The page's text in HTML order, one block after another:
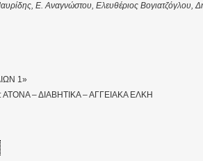
Ε. Αναγνώστου, Ελευθέριος Βογιατζόγλου,
1»
– ΔΙΑΒΗΤΙΚΑ – ΑΓΓΕΙΑΚΑ ΕΛΚΗ